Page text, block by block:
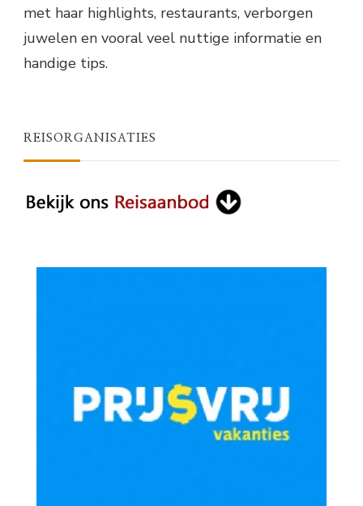
met haar highlights, restaurants, verborgen
juwelen en vooral veel nuttige informatie en
handige tips.
REISORGANISATIES